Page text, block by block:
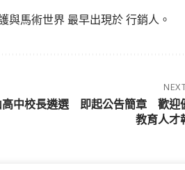
與馬術世界 最早出現於行銷人 。
高中校長遴選 即起公告簡章 歡迎
教育人才